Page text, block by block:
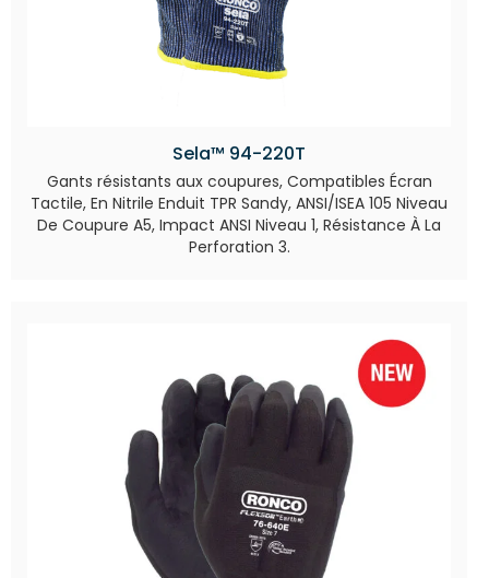
Sela™ 94-220T
Gants résistants aux coupures, Compatibles Écran
Tactile, En Nitrile Enduit TPR Sandy, ANSI/ISEA 105 Niveau
De Coupure A5, Impact ANSI Niveau 1, Résistance À La
Perforation 3.